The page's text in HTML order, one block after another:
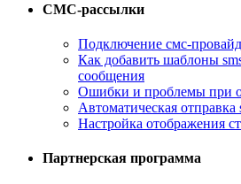
СМС-рассылки
Подключение смс-
Как добавить шаблоны
сообщения
Ошибки и проблемы при
Автоматическая
Настройка отображения
Партнерская программа